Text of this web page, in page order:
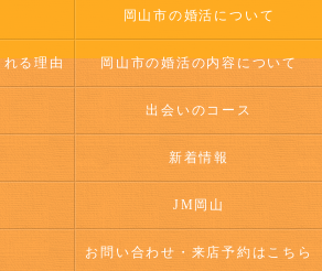
岡山市の婚活について
れる理由 岡山市の婚活の内容について
出会いのコース
新着情報
JM岡山
お問い合わせ・来店予約はこちら